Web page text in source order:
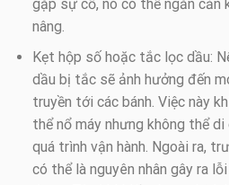
gặp sự cố, nó có thể ngăn cản
nâng.
Kẹt hộp số hoặc tắc lọc dầu:
dầu bị tắc sẽ ảnh hưởng đến
truyền tới các bánh. Việc này
thể nổ máy nhưng không thể di
quá trình vận hành. Ngoài ra,
có thể là nguyên nhân gây ra